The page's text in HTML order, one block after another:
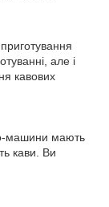
але і
кавових
машини мають
кави. Ви